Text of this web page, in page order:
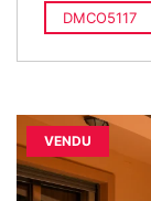
DMCO5117
VENDU